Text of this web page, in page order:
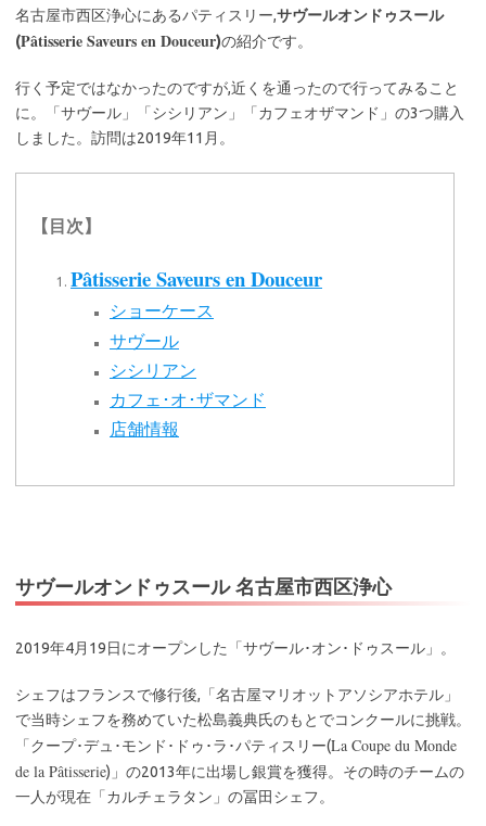
名古屋市西区浄心にあるパティスリー,サヴールオンドゥスール
(Pâtisserie Saveurs en Douceur)の紹介です。
行く予定ではなかったのですが,近くを通ったので行ってみること
に。「サヴール」「シシリアン」「カフェオザマンド」の3つ購入
しました。訪問は2019年11月。
【目次】
Pâtisserie Saveurs en Douceur
ショーケース
サヴール
シシリアン
カフェ･オ･ザマンド
店舗情報
サヴールオンドゥスール 名古屋市西区浄心
2019年4月19日にオープンした「サヴール･オン･ドゥスール」。
シェフはフランスで修行後,「名古屋マリオットアソシアホテル」
で当時シェフを務めていた松島義典氏のもとでコンクールに挑戦。
「クープ･デュ･モンド･ドゥ･ラ･パティスリー(La Coupe du Monde
de la Pâtisserie)」の2013年に出場し銀賞を獲得。その時のチームの
一人が現在「カルチェラタン」の冨田シェフ。